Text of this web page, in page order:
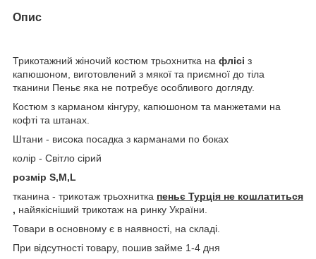
Опис
Трикотажний жіночий костюм трьохнитка на флісі з
капюшоном, виготовлений з мякої та приємної до тіла
тканини Пеньє яка не потребує особливого догляду.
Костюм з карманом кінгуру, капюшоном та манжетами на
кофті та штанах.
Штани - висока посадка з карманами по боках
колір - Світло сірий
розмір S,M,L
тканина - трикотаж трьохнитка пеньє Турція не кошлатиться
, найякісніший трикотаж на ринку України.
Товари в основному є в наявності, на складі.
При відсутності товару, пошив займе 1-4 дня